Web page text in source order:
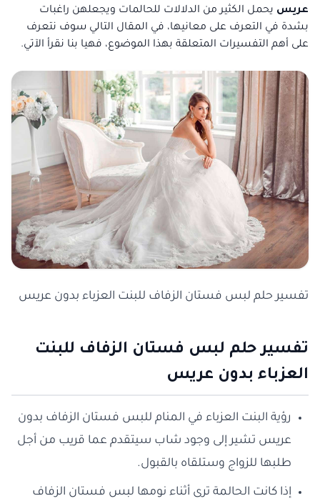
عريس يحمل الكثير من الدلالات للحالمات ويجعلهن راغبات
بشدة في التعرف على معانيها، في المقال التالي سوف نتعرف
على أهم التفسيرات المتعلقة بهذا الموضوع، فهيا بنا نقرأ الآتي.
تفسير حلم لبس فستان الزفاف للبنت العزباء بدون عريس
تفسير حلم لبس فستان الزفاف للبنت
العزباء بدون عريس
رؤية البنت العزباء في المنام للبس فستان الزفاف بدون
عريس تشير إلى وجود شاب سيتقدم عما قريب من أجل
طلبها للزواج وستلقاه بالقبول.
إذا كانت الحالمة ترى أثناء نومها لبس فستان الزفاف